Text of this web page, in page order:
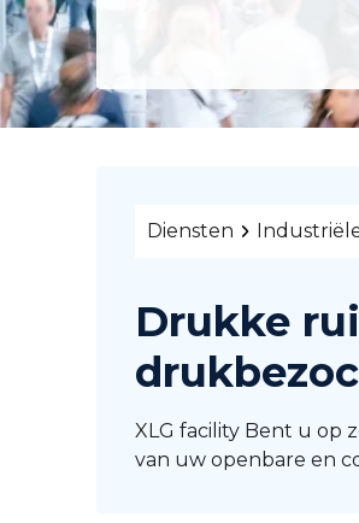
Diensten
Drukke
XLG facility Bent u op
van uw openbare en